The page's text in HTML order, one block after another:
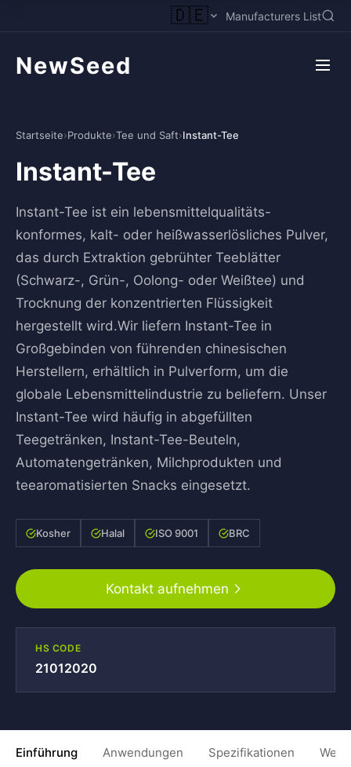
🇩🇪 Manufacturers List
NewSeed
Startseite›Produkte›Tee und Saft›Instant-Tee
Instant-Tee
Instant-Tee ist ein lebensmittelqualitäts-
konformes, kalt- oder heißwasserlösliches Pulver,
das durch Extraktion gebrühter Teeblätter
(Schwarz-, Grün-, Oolong- oder Weißtee) und
Trocknung der konzentrierten Flüssigkeit
hergestellt wird.Wir liefern Instant-Tee in
Großgebinden von führenden chinesischen
Herstellern, erhältlich in Pulverform, um die
globale Lebensmittelindustrie zu beliefern. Unser
Instant-Tee wird häufig in abgefüllten
Teegetränken, Instant-Tee-Beuteln,
Automatengetränken, Milchprodukten und
teearomatisierten Snacks eingesetzt.
Kosher Halal ISO 9001 BRC
Kontakt aufnehmen
HS CODE
21012020
Einführung Anwendungen Spezifikationen